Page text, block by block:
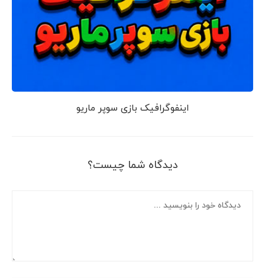
اینفوگرافیک بازی سوپر ماریو
دیدگاه شما چیست؟